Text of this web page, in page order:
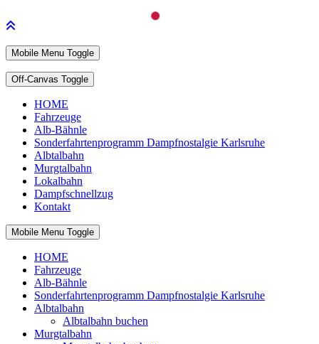
Mobile Menu Toggle
Off-Canvas Toggle
HOME
Fahrzeuge
Alb-Bähnle
Sonderfahrtenprogramm Dampfnostalgie Karlsruhe
Albtalbahn
Murgtalbahn
Lokalbahn
Dampfschnellzug
Kontakt
Mobile Menu Toggle
HOME
Fahrzeuge
Alb-Bähnle
Sonderfahrtenprogramm Dampfnostalgie Karlsruhe
Albtalbahn
Albtalbahn buchen
Murgtalbahn